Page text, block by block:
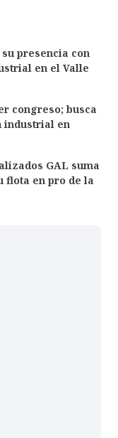
presencia con
en el Valle
congreso; busca
industrial en
GAL suma
flota en pro de la